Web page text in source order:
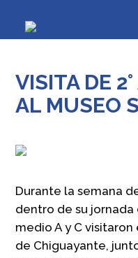
VISITA DE
AL MUSEO
Durante la semana
dentro de su jornada
medio A y C
de Chiguayante,